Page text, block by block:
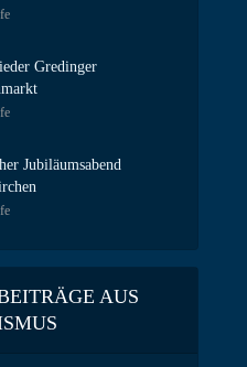
Gredinger
Jubiläumsabend
AUS